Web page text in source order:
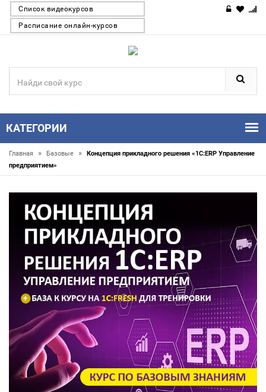
Список видеокурсов
Расписание онлайн-курсов
КАТЕГОРИИ
Главная » Базовые »
Концепция прикладного решения «1С:ERP Управление
предприятием»